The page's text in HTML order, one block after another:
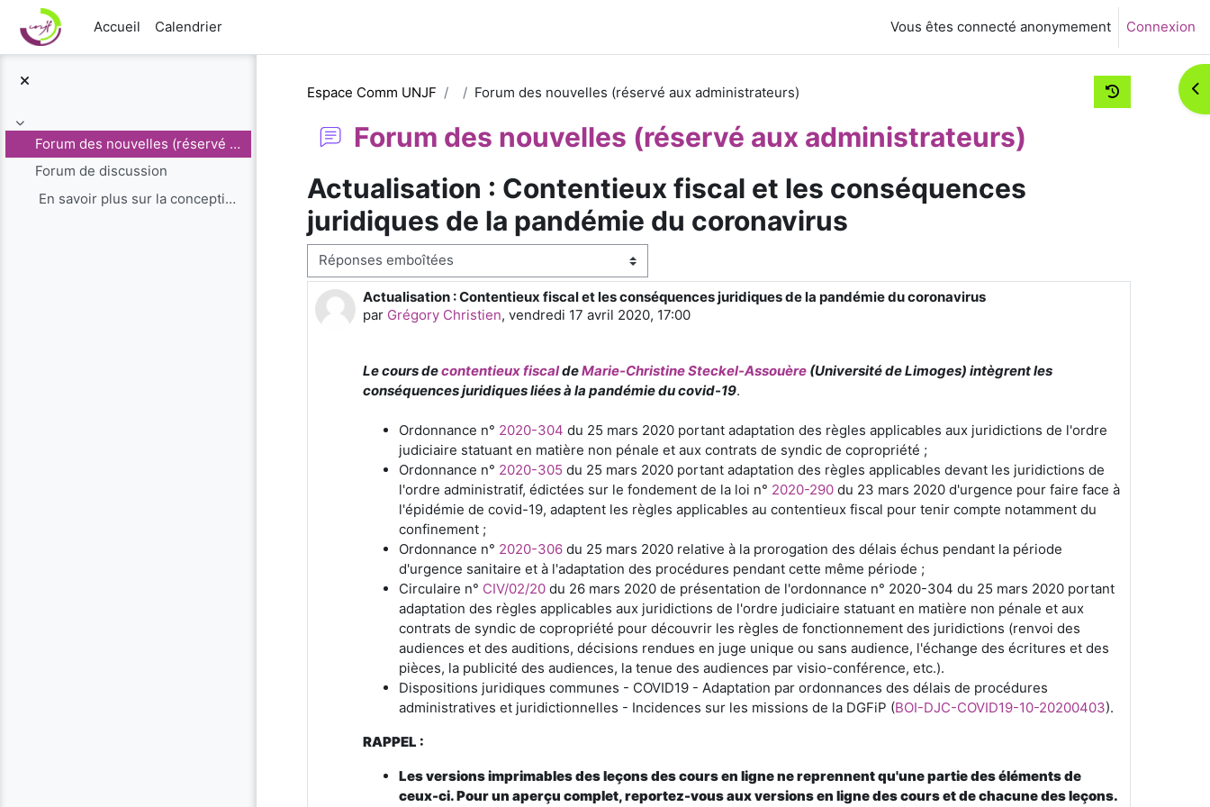
Passer au contenu principal
Accueil
Calendrier Vous êtes connecté anonymement Connexion
Replier
Forum des nouvelles (réservé aux administrateurs)
Forum de discussion
En savoir plus sur la conception du cours de...
Espace Comm UNJF Forum des nouvelles (réservé aux administrateurs)
Forum des nouvelles (réservé aux administrateurs)
Actualisation : Contentieux fiscal et les conséquences
juridiques de la pandémie du coronavirus
Type d’affichage
Actualisation : Contentieux fiscal et les conséquences juridiques de la pandémie du coronavirus
par Grégory Christien, vendredi 17 avril 2020, 17:00
Nombre de réponses : 0
Le cours decontentieux fiscaldeMarie-Christine Steckel-Assouère(Université de Limoges) intègrent les
conséquences juridiques liées à la pandémie du covid-19.
Ordonnance n° 2020-304 du 25 mars 2020 portant adaptation des règles applicables aux juridictions de l'ordre
judiciaire statuant en matière non pénale et aux contrats de syndic de copropriété ;
Ordonnance n° 2020-305 du 25 mars 2020 portant adaptation des règles applicables devant les juridictions de
l'ordre administratif, édictées sur le fondement de la loi n° 2020-290du 23 mars 2020 d'urgence pour faire face à
l'épidémie de covid-19, adaptent les règles applicables au contentieux fiscal pour tenir compte notamment du
confinement ;
Ordonnance n° 2020-306du 25 mars 2020 relative à la prorogation des délais échus pendant la période
d'urgence sanitaire et à l'adaptation des procédures pendant cette même période ;
Circulaire n° CIV/02/20du 26 mars 2020 de présentation de l'ordonnance n° 2020-304 du 25 mars 2020 portant
adaptation des règles applicables aux juridictions de l'ordre judiciaire statuant en matière non pénale et aux
contrats de syndic de copropriété pour découvrir les règles de fonctionnement des juridictions (renvoi des
audiences et des auditions, décisions rendues en juge unique ou sans audience, l'échange des écritures et des
pièces, la publicité des audiences, la tenue des audiences par visio-conférence, etc.).
Dispositions juridiques communes - COVID19 - Adaptation par ordonnances des délais de procédures
administratives et juridictionnelles - Incidences sur les missions de la DGFiP (BOI-DJC-COVID19-10-20200403).
RAPPEL :
Les versions imprimables des leçons des cours en ligne ne reprennent qu'une partie des éléments de
ceux-ci. Pour un aperçu complet, reportez-vous aux versions en ligne des cours et de chacune des leçons.